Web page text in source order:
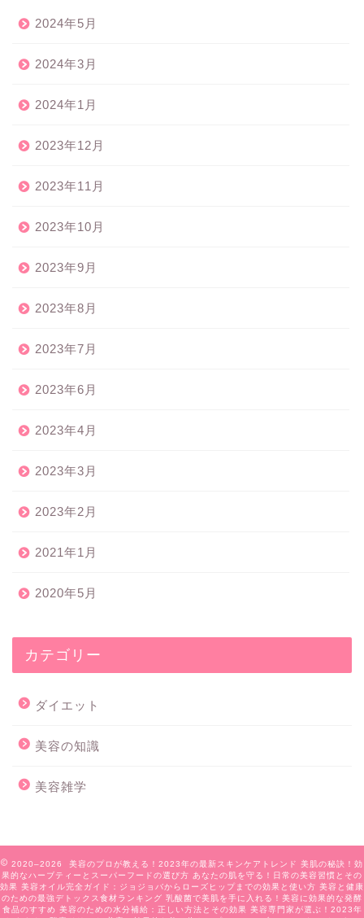
2024年5月
2024年3月
2024年1月
2023年12月
2023年11月
2023年10月
2023年9月
2023年8月
2023年7月
2023年6月
2023年4月
2023年3月
2023年2月
2021年1月
2020年5月
カテゴリー
ダイエット
美容の知識
美容雑学
2020–2026 美容のプロが教える！2023年の最新スキンケアトレンド 美肌の秘訣！効
果的なハーブティーとスーパーフードの選び方 あなたの肌を守る！日常の美容習慣とその
効果 美容オイル完全ガイド：ジョジョバからローズヒップまでの効果と使い方 美容と健康
のための最強デトックス食材ランキング 乳酸菌で美肌を手に入れる！美容に効果的な発酵
食品のすすめ 美容のための水分補給：正しい方法とその効果 美容専門家が選ぶ！2023年